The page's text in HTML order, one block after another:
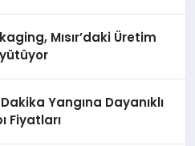
Mısır’daki Üretim
Yangına Dayanıklı
Fiyatları